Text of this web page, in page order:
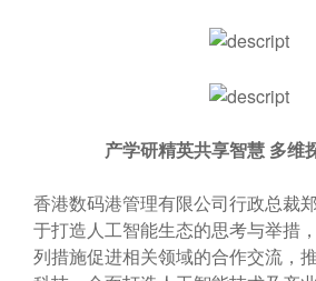
产学研精英共享智慧 多维
香港数码港管理有限公司行政总裁
于打造人工智能生态的思考与举措
列措施促进相关领域的合作交流，